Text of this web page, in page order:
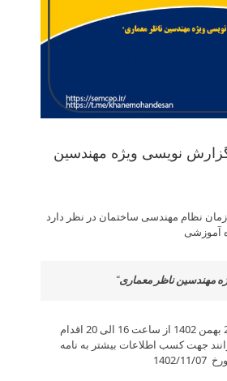
نویسی ویژه مهندسین
نظام مهندسی ساختمان در نظر دارد
آموزشی
مهندسین ناظر معماری“
در روز یکشنبه مورخ 29 بهمن 1402 از ساعت 16 الی 20 اقدام
جهت کسب اطلاعات بیشتر به نامه